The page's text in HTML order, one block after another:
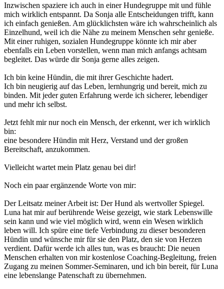
Inzwischen spaziere ich auch in einer Hundegruppe mit und fühle
mich wirklich entspannt. Da Sonja alle Entscheidungen trifft, kann
ich einfach genießen. Am glücklichsten wäre ich wahrscheinlich als
Einzelhund, weil ich die Nähe zu meinem Menschen sehr genieße.
Mit einer ruhigen, sozialen Hundegruppe könnte ich mir aber
ebenfalls ein Leben vorstellen, wenn man mich anfangs achtsam
begleitet. Das würde dir Sonja gerne alles zeigen.
Ich bin keine Hündin, die mit ihrer Geschichte hadert.
Ich bin neugierig auf das Leben, lernhungrig und bereit, mich zu
binden. Mit jeder guten Erfahrung werde ich sicherer, lebendiger
und mehr ich selbst.
Jetzt fehlt mir nur noch ein Mensch, der erkennt, wer ich wirklich
bin:
eine besondere Hündin mit Herz, Verstand und der großen
Bereitschaft, anzukommen.
Vielleicht wartet mein Platz genau bei dir!
Noch ein paar ergänzende Worte von mir:
Der Leitsatz meiner Arbeit ist: Der Hund als wertvoller Spiegel.
Luna hat mir auf berührende Weise gezeigt, wie stark Lebenswille
sein kann und wie viel möglich wird, wenn ein Wesen wirklich
leben will. Ich spüre eine tiefe Verbindung zu dieser besonderen
Hündin und wünsche mir für sie den Platz, den sie von Herzen
verdient. Dafür werde ich alles tun, was es braucht: Die neuen
Menschen erhalten von mir kostenlose Coaching-Begleitung, freien
Zugang zu meinen Sommer-Seminaren, und ich bin bereit, für Luna
eine lebenslange Patenschaft zu übernehmen.